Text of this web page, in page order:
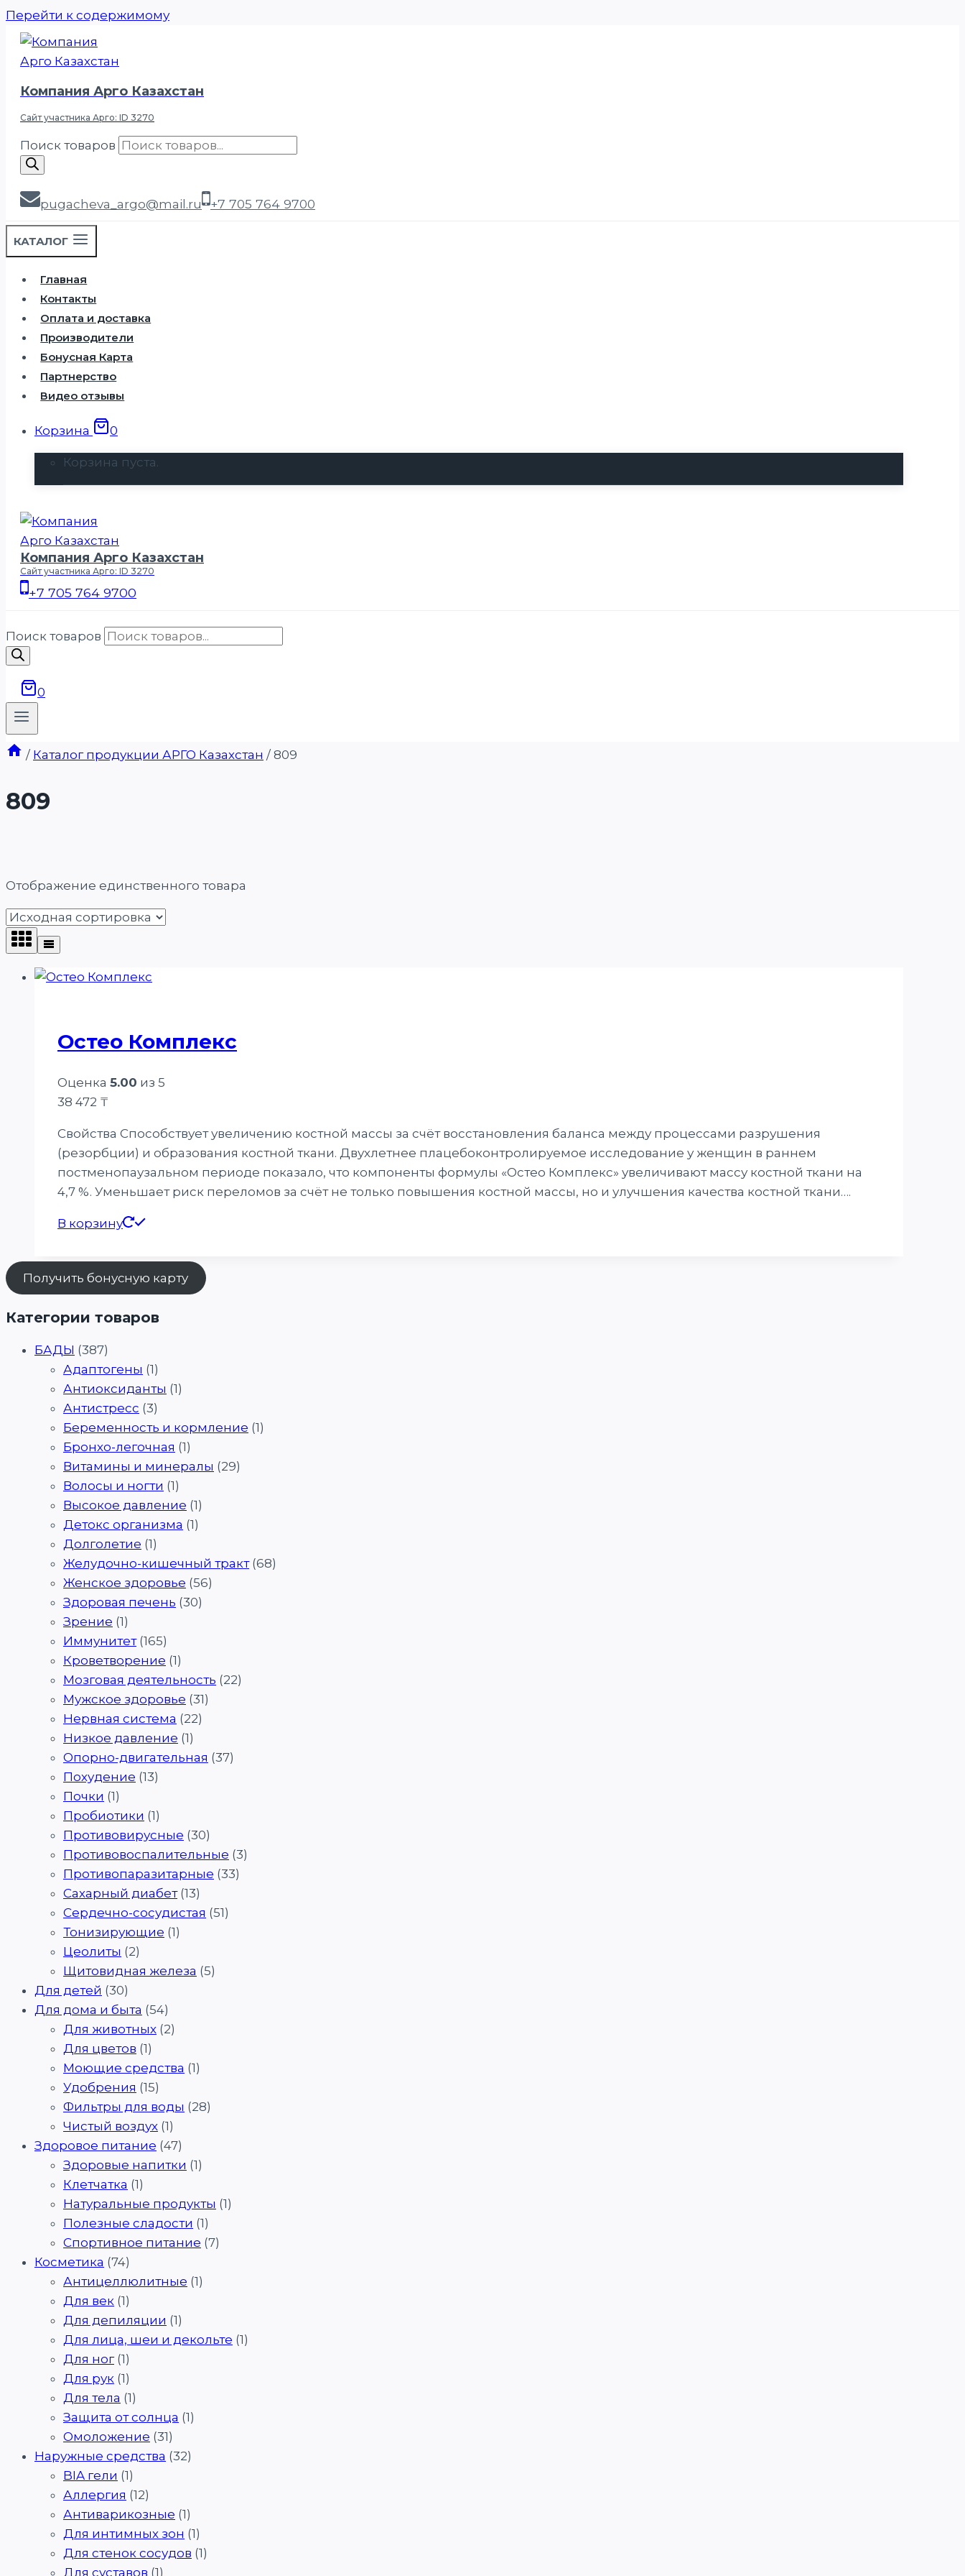
Перейти к содержимому
Компания Арго Казахстан
Сайт участника Арго: ID 3270
Поиск товаров
pugacheva_argo@mail.ru +7 705 764 9700
КАТАЛОГ
Главная
Контакты
Оплата и доставка
Производители
Бонусная Карта
Партнерство
Видео отзывы
Корзина 0
Корзина пуста.
Компания Арго Казахстан
Сайт участника Арго: ID 3270
+7 705 764 9700
Поиск товаров
0
/ Каталог продукции АРГО Казахстан / 809
809
Отображение единственного товара
Остео Комплекс
Оценка 5.00 из 5
38 472 ₸
Свойства Способствует увеличению костной массы за счёт восстановления баланса между процессами разрушения
(резорбции) и образования костной ткани. Двухлетнее плацебоконтролируемое исследование у женщин в раннем
постменопаузальном периоде показало, что компоненты формулы «Остео Комплекс» увеличивают массу костной ткани на
4,7 %. Уменьшает риск переломов за счёт не только повышения костной массы, но и улучшения качества костной ткани….
В корзину
Получить бонусную карту
Категории товаров
БАДЫ (387)
Адаптогены (1)
Антиоксиданты (1)
Антистресс (3)
Беременность и кормление (1)
Бронхо-легочная (1)
Витамины и минералы (29)
Волосы и ногти (1)
Высокое давление (1)
Детокс организма (1)
Долголетие (1)
Желудочно-кишечный тракт (68)
Женское здоровье (56)
Здоровая печень (30)
Зрение (1)
Иммунитет (165)
Кроветворение (1)
Мозговая деятельность (22)
Мужское здоровье (31)
Нервная система (22)
Низкое давление (1)
Опорно-двигательная (37)
Похудение (13)
Почки (1)
Пробиотики (1)
Противовирусные (30)
Противовоспалительные (3)
Противопаразитарные (33)
Сахарный диабет (13)
Сердечно-сосудистая (51)
Тонизирующие (1)
Цеолиты (2)
Щитовидная железа (5)
Для детей (30)
Для дома и быта (54)
Для животных (2)
Для цветов (1)
Моющие средства (1)
Удобрения (15)
Фильтры для воды (28)
Чистый воздух (1)
Здоровое питание (47)
Здоровые напитки (1)
Клетчатка (1)
Натуральные продукты (1)
Полезные сладости (1)
Спортивное питание (7)
Косметика (74)
Антицеллюлитные (1)
Для век (1)
Для депиляции (1)
Для лица, шеи и декольте (1)
Для ног (1)
Для рук (1)
Для тела (1)
Защита от солнца (1)
Омоложение (31)
Наружные средства (32)
BIA гели (1)
Аллергия (12)
Антиварикозные (1)
Для интимных зон (1)
Для стенок сосудов (1)
Для суставов (1)